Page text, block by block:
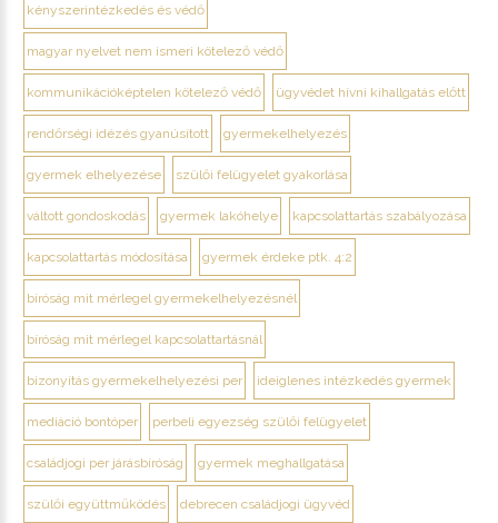
kényszerintézkedés és védő
magyar nyelvet nem ismeri kötelező védő
kommunikációképtelen kötelező védő ügyvédet hívni kihallgatás előtt
rendőrségi idézés gyanúsított gyermekelhelyezés
gyermek elhelyezése szülői felügyelet gyakorlása
váltott gondoskodás gyermek lakóhelye kapcsolattartás szabályozása
kapcsolattartás módosítása gyermek érdeke ptk. 4:2
bíróság mit mérlegel gyermekelhelyezésnél
bíróság mit mérlegel kapcsolattartásnál
bizonyítás gyermekelhelyezési per ideiglenes intézkedés gyermek
mediáció bontóper perbeli egyezség szülői felügyelet
családjogi per járásbíróság gyermek meghallgatása
szülői együttműködés debrecen családjogi ügyvéd